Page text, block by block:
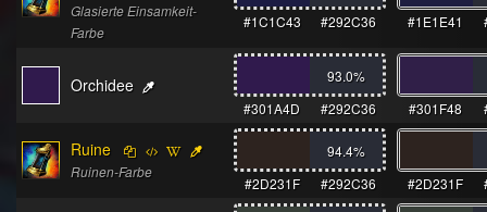
Glasierte Einsamkeit-
Farbe
#1C1C43
#292C36 #1E1E41
Orchidee 93.0%
#301A4D
#292C36 #301F48
Ruine
Ruinen-Farbe
94.4%
#2D231F
#292C36 #2D231F